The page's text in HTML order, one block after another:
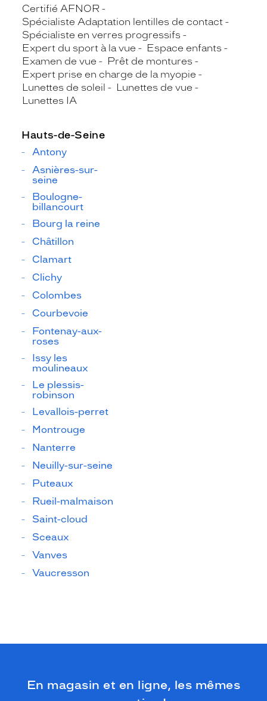
Certifié AFNOR
Spécialiste Adaptation lentilles de contact
Spécialiste en verres progressifs
Expert du sport à la vue
Espace enfants
Examen de vue
Prêt de montures
Expert prise en charge de la myopie
Lunettes de soleil
Lunettes de vue
Lunettes IA
Hauts-de-Seine
Antony
Asnières-sur-
seine
Boulogne-
billancourt
Bourg la reine
Châtillon
Clamart
Clichy
Colombes
Courbevoie
Fontenay-aux-
roses
Issy les
moulineaux
Le plessis-
robinson
Levallois-perret
Montrouge
Nanterre
Neuilly-sur-seine
Puteaux
Rueil-malmaison
Saint-cloud
Sceaux
Vanves
Vaucresson
En magasin et en ligne, les mêmes